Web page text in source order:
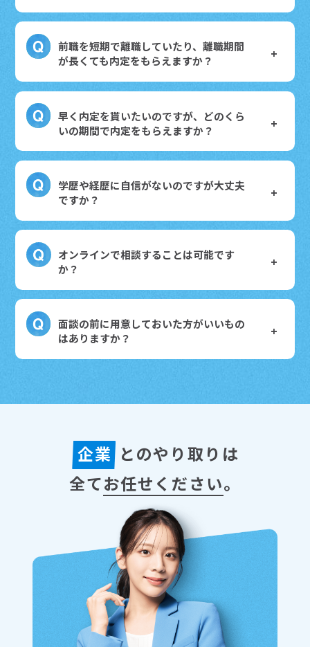
前職を短期で離職していたり、離職期間
が長くても内定をもらえますか？
早く内定を貰いたいのですが、どのくら
いの期間で内定をもらえますか？
学歴や経歴に自信がないのですが大丈夫
ですか？
オンラインで相談することは可能です
か？
面談の前に用意しておいた方がいいもの
はありますか？
企業 とのやり取りは
全てお任せください。